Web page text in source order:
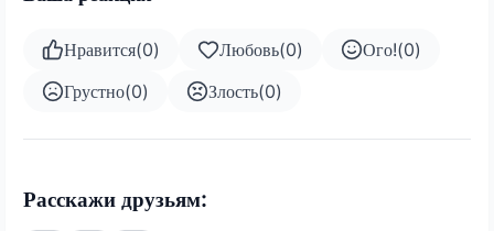
Нравится(0) Любовь(0) Ого!(0)
Грустно(0) Злость(0)
Расскажи друзьям: